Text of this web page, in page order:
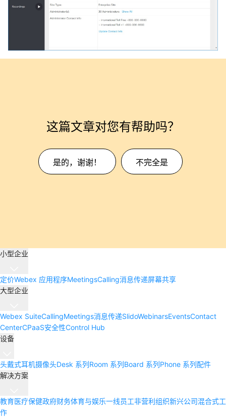
这篇文章对您有帮助吗？
是的，谢谢！ 不完全是
小型企业
定价Webex 应用程序MeetingsCalling消息传递屏幕共享
大型企业
Webex SuiteCallingMeetings消息传递SlidoWebinarsEventsContact
CenterCPaaS安全性Control Hub
设备
头戴式耳机摄像头Desk 系列Room 系列Board 系列Phone 系列配件
解决方案
教育医疗保健政府财务体育与娱乐一线员工非营利组织新兴公司混合式工
作